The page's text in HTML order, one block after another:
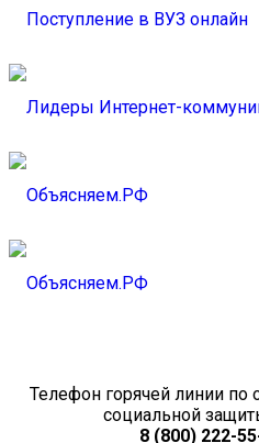
Телефон горячей линии
социальной
8 (800) 222-